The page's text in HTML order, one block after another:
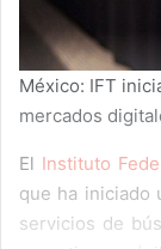
México: IFT
mercados
El Instituto
que ha iniciado
servicios de